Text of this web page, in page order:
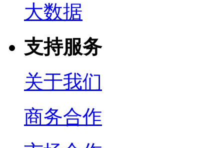
大数据
支持服务
关于我们
商务合作